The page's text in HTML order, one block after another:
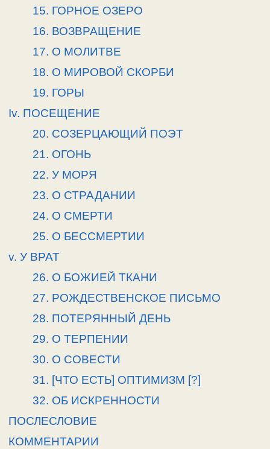
15. ГОРНОЕ ОЗЕРО
16. ВОЗВРАЩЕНИЕ
17. О МОЛИТВЕ
18. О МИРОВОЙ СКОРБИ
19. ГОРЫ
Iv. ПОСЕЩЕНИЕ
20. СОЗЕРЦАЮЩИЙ ПОЭТ
21. ОГОНЬ
22. У МОРЯ
23. О СТРАДАНИИ
24. О СМЕРТИ
25. О БЕССМЕРТИИ
v. У ВРАТ
26. О БОЖИЕЙ ТКАНИ
27. РОЖДЕСТВЕНСКОЕ ПИСЬМО
28. ПОТЕРЯННЫЙ ДЕНЬ
29. О ТЕРПЕНИИ
30. О СОВЕСТИ
31. [ЧТО ЕСТЬ] ОПТИМИЗМ [?]
32. ОБ ИСКРЕННОСТИ
ПОСЛЕСЛОВИЕ
КОММЕНТАРИИ